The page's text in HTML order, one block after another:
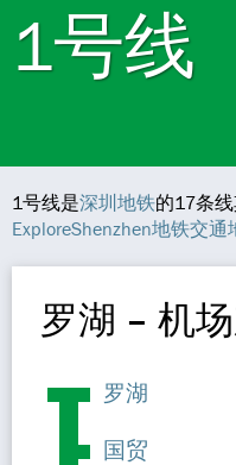
1号线
1号线是深圳地铁的17条
ExploreShenzhen地铁交通
罗湖 – 机
罗湖
国贸